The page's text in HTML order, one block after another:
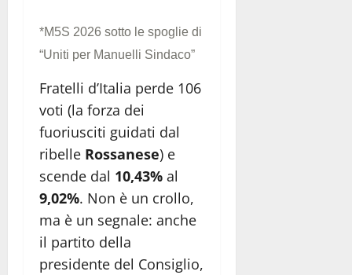
*M5S 2026 sotto le spoglie di
“Uniti per Manuelli Sindaco”
Fratelli d’Italia perde 106
voti (la forza dei
fuoriusciti guidati dal
ribelle Rossanese) e
scende dal 10,43% al
9,02%. Non è un crollo,
ma è un segnale: anche
il partito della
presidente del Consiglio,